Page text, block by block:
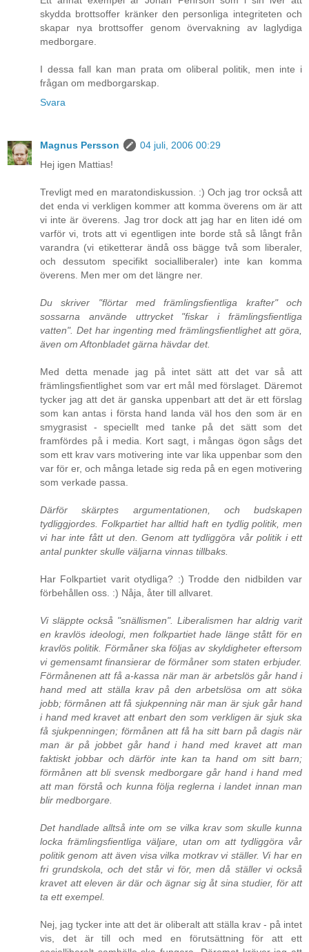
skydda brottsoffer kränker den personliga integriteten och
skapar nya brottsoffer genom övervakning av laglydiga
medborgare.
I dessa fall kan man prata om oliberal politik, men inte i
frågan om medborgarskap.
Svara
Magnus Persson
04 juli, 2006 00:29
Hej igen Mattias!
Trevligt med en maratondiskussion. :) Och jag tror också att
det enda vi verkligen kommer att komma överens om är att
vi inte är överens. Jag tror dock att jag har en liten idé om
varför vi, trots att vi egentligen inte borde stå så långt från
varandra (vi etiketterar ändå oss bägge två som liberaler,
och dessutom specifikt socialliberaler) inte kan komma
överens. Men mer om det längre ner.
Du skriver "flörtar med främlingsfientliga krafter" och
sossarna använde uttrycket "fiskar i främlingsfientliga
vatten". Det har ingenting med främlingsfientlighet att göra,
även om Aftonbladet gärna hävdar det.
Med detta menade jag på intet sätt att det var så att
främlingsfientlighet som var ert mål med förslaget. Däremot
tycker jag att det är ganska uppenbart att det är ett förslag
som kan antas i första hand landa väl hos den som är en
smygrasist - speciellt med tanke på det sätt som det
framfördes på i media. Kort sagt, i mångas ögon sågs det
som ett krav vars motivering inte var lika uppenbar som den
var för er, och många letade sig reda på en egen motivering
som verkade passa.
Därför skärptes argumentationen, och budskapen
tydliggjordes. Folkpartiet har alltid haft en tydlig politik, men
vi har inte fått ut den. Genom att tydliggöra vår politik i ett
antal punkter skulle väljarna vinnas tillbaks.
Har Folkpartiet varit otydliga? :) Trodde den nidbilden var
förbehållen oss. :) Nåja, åter till allvaret.
Vi släppte också "snällismen". Liberalismen har aldrig varit
en kravlös ideologi, men folkpartiet hade länge stått för en
kravlös politik. Förmåner ska följas av skyldigheter eftersom
vi gemensamt finansierar de förmåner som staten erbjuder.
Förmånenen att få a-kassa när man är arbetslös går hand i
hand med att ställa krav på den arbetslösa om att söka
jobb; förmånen att få sjukpenning när man är sjuk går hand
i hand med kravet att enbart den som verkligen är sjuk ska
få sjukpenningen; förmånen att få ha sitt barn på dagis när
man är på jobbet går hand i hand med kravet att man
faktiskt jobbar och därför inte kan ta hand om sitt barn;
förmånen att bli svensk medborgare går hand i hand med
att man förstå och kunna följa reglerna i landet innan man
blir medborgare.
Det handlade alltså inte om se vilka krav som skulle kunna
locka främlingsfientliga väljare, utan om att tydliggöra vår
politik genom att även visa vilka motkrav vi ställer. Vi har en
fri grundskola, och det står vi för, men då ställer vi också
kravet att eleven är där och ägnar sig åt sina studier, för att
ta ett exempel.
Nej, jag tycker inte att det är oliberalt att ställa krav - på intet
vis, det är till och med en förutsättning för att ett